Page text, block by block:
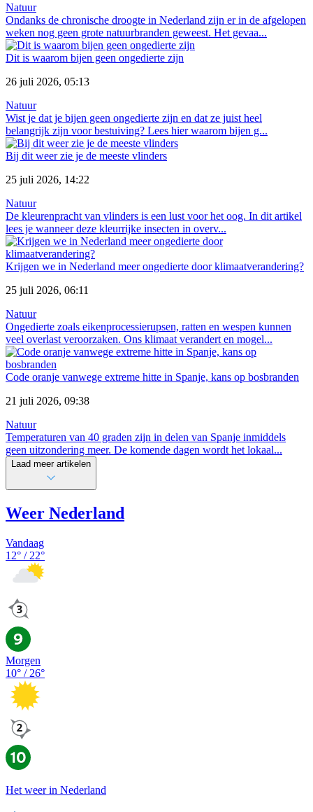
Natuur
Ondanks de chronische droogte in Nederland zijn er in de afgelopen
weken nog geen grote natuurbranden geweest. Het gevaa...
Dit is waarom bijen geen ongedierte zijn
26 juli 2026, 05:13
Natuur
Wist je dat je bijen geen ongedierte zijn en dat ze juist heel
belangrijk zijn voor bestuiving? Lees hier waarom bijen g...
Bij dit weer zie je de meeste vlinders
25 juli 2026, 14:22
Natuur
De kleurenpracht van vlinders is een lust voor het oog. In dit artikel
lees je wanneer deze kleurrijke insecten in overv...
Krijgen we in Nederland meer ongedierte door klimaatverandering?
25 juli 2026, 06:11
Natuur
Ongedierte zoals eikenprocessierupsen, ratten en wespen kunnen
veel overlast veroorzaken. Ons klimaat verandert en mogel...
Code oranje vanwege extreme hitte in Spanje, kans op bosbranden
21 juli 2026, 09:38
Natuur
Temperaturen van 40 graden zijn in delen van Spanje inmiddels
geen uitzondering meer. De komende dagen wordt het lokaal...
Laad meer artikelen
Weer Nederland
Vandaag
12° / 22°
Morgen
10° / 26°
Het weer in Nederland